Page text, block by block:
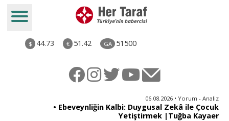
$ 44.73 € 51.42 GA 51500
06.08.2026 • Yorum - Analiz
• Ebeveynliğin Kalbi: Duygusal Zekâ ile Çocuk
Yetiştirmek |Tuğba Kayaer